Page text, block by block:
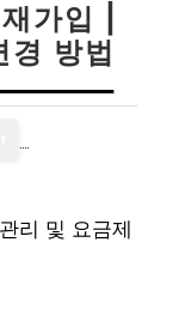
가입 |
방법
리 및 요금제